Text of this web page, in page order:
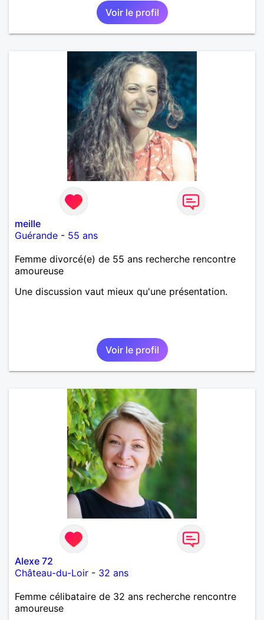
Voir le profil
meille
Guérande - 55 ans
Femme divorcé(e) de 55 ans recherche rencontre
amoureuse
Une discussion vaut mieux qu'une présentation.
Voir le profil
Alexe 72
Château-du-Loir - 32 ans
Femme célibataire de 32 ans recherche rencontre
amoureuse